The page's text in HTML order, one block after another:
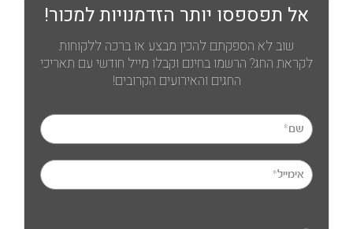
אל תפספסו יותר הזדמנויות למכור!
שוב לא הספקתם להכין מבצע או ברכה ללקוחות
לקראת החג? הרשמו בחינם וקבלו מייל חודשי עם תאריכי
החגים והאירועים הקרובים!